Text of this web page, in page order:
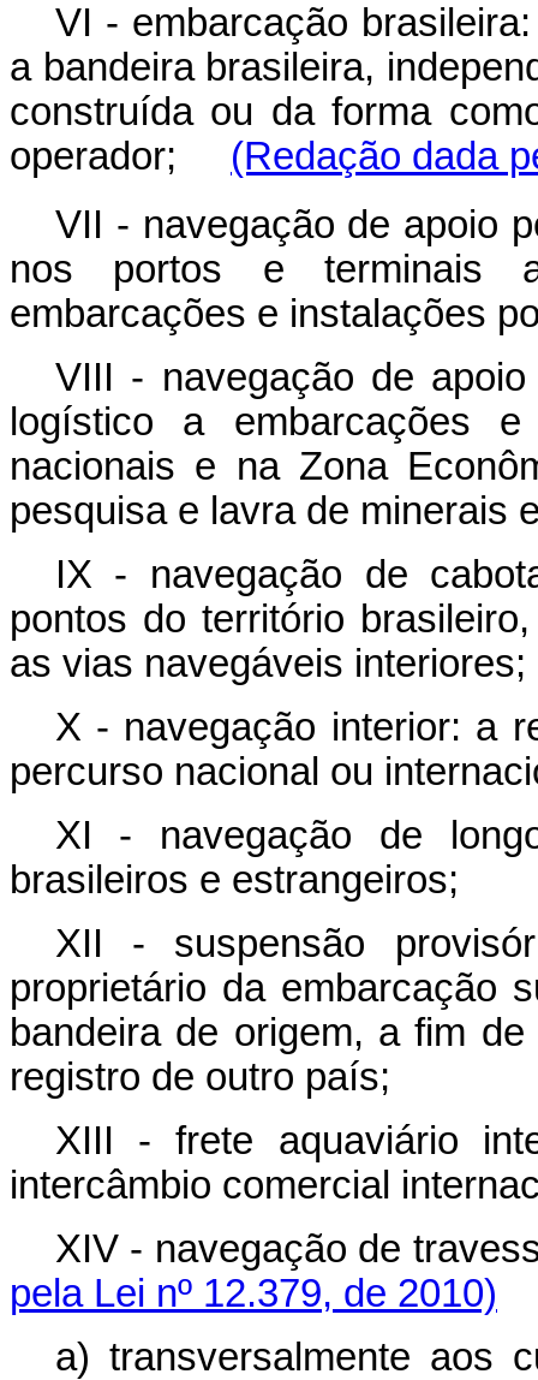
VI - embarcação
a bandeira brasileira,
construída ou da forma
operador; (Redação dada
VII - navegação de apoio
nos portos e terminais
embarcações e instalações
VIII - navegação de
logístico a embarcações
nacionais e na Zona
pesquisa e lavra de minerais
IX - navegação de
pontos do território
as vias navegáveis interiores;
X - navegação interior: a
percurso nacional ou
XI - navegação de
brasileiros e estrangeiros;
XII - suspensão
proprietário da embarcação
bandeira de origem, a fim
registro de outro país;
XIII - frete aquaviário
intercâmbio comercial
XIV - navegação de
pela Lei nº 12.379, de 2010)
a) transversalmente